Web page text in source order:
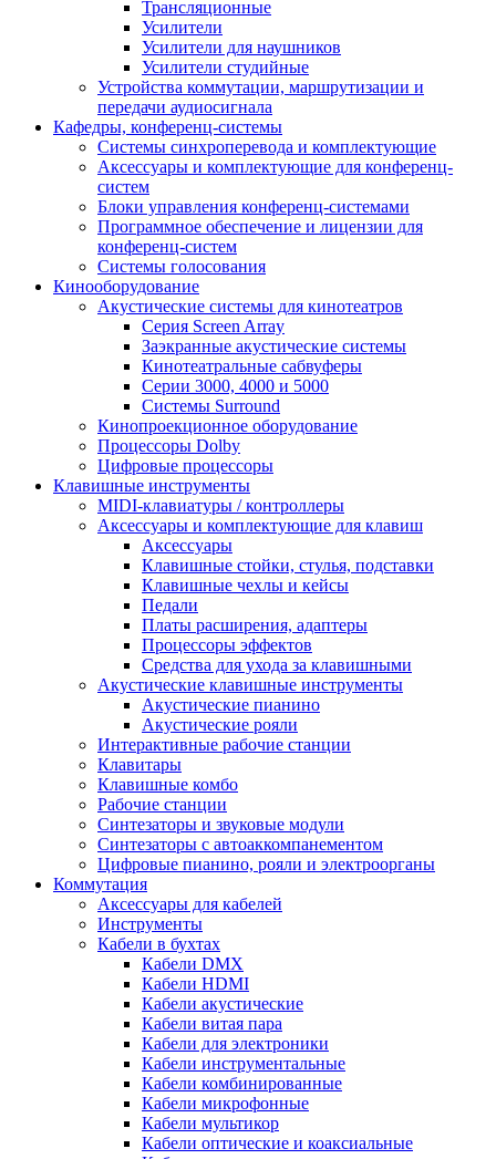
Трансляционные
Усилители
Усилители для наушников
Усилители студийные
Устройства коммутации, маршрутизации и
передачи аудиосигнала
Кафедры, конференц-системы
Cистемы синхроперевода и комплектующие
Аксессуары и комплектующие для конференц-
систем
Блоки управления конференц-системами
Программное обеспечение и лицензии для
конференц-систем
Системы голосования
Кинооборудование
Акустические системы для кинотеатров
Cерия Screen Array
Заэкранные акустические системы
Кинотеатральные сабвуферы
Серии 3000, 4000 и 5000
Системы Surround
Кинопроекционное оборудование
Процессоры Dolby
Цифровые процессоры
Клавишные инструменты
MIDI-клавиатуры / контроллеры
Аксессуары и комплектующие для клавиш
Аксессуары
Клавишные стойки, стулья, подставки
Клавишные чехлы и кейсы
Педали
Платы расширения, адаптеры
Процессоры эффектов
Средства для ухода за клавишными
Акустические клавишные инструменты
Акустические пианино
Акустические рояли
Интерактивные рабочие станции
Клавитары
Клавишные комбо
Рабочие станции
Синтезаторы и звуковые модули
Синтезаторы с автоаккомпанементом
Цифровые пианино, рояли и электроорганы
Коммутация
Аксессуары для кабелей
Инструменты
Кабели в бухтах
Кабели DMX
Кабели HDMI
Кабели акустические
Кабели витая пара
Кабели для электроники
Кабели инструментальные
Кабели комбинированные
Кабели микрофонные
Кабели мультикор
Кабели оптические и коаксиальные